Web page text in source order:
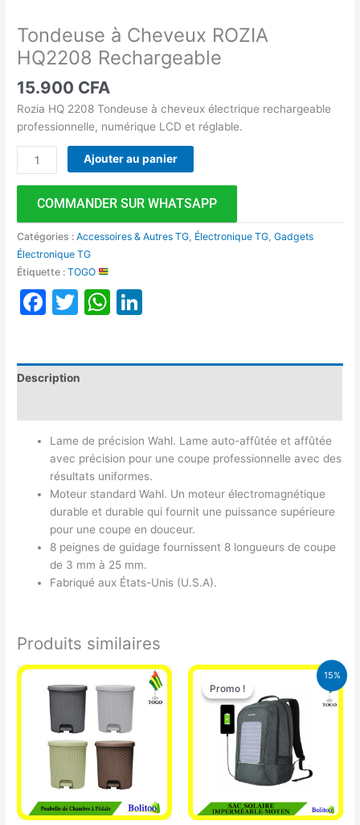
Tondeuse à Cheveux ROZIA
HQ2208 Rechargeable
15.900 CFA
Rozia HQ 2208 Tondeuse à cheveux électrique rechargeable
professionnelle, numérique LCD et réglable.
Ajouter au panier
COMMANDER SUR WHATSAPP
Catégories :Accessoires & Autres TG, Électronique TG,Gadgets
Électronique TG
Étiquette :TOGO
Facebook
TwitterWhatsApp
Description
Lame de précision Wahl. Lame auto-affûtée et affûtée
avec précision pour une coupe professionnelle avec des
résultats uniformes.
Moteur standard Wahl. Un moteur électromagnétique
durable et durable qui fournit une puissance supérieure
pour une coupe en douceur.
8 peignes de guidage fournissent 8 longueurs de coupe
de 3 mm à 25 mm.
Fabriqué aux États-Unis (U.S.A).
Produits similaires
15%
Promo !
Promo !
Le
prix
initial
était :
29.500 CFA.
Le
prix
actuel